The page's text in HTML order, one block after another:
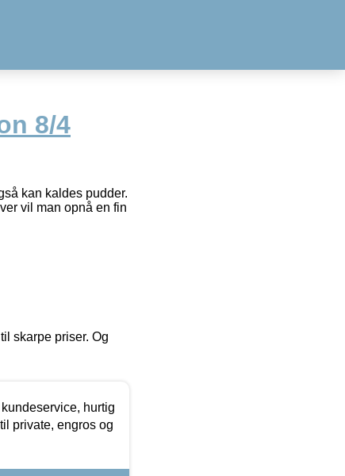
8/4
kan kaldes pudder.
vil man opnå en fin
skarpe priser. Og
hurtig
private, engros og